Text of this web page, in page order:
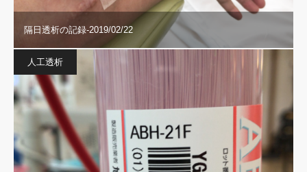
隔日透析の記録-2019/02/22
人工透析